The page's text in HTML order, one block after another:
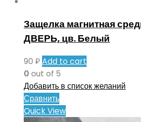
Защелка магнитная
ДВЕРЬ, цв. Белый
90 ₽Add to cart
0 out of 5
Добавить в список желаний
Сравнить
Quick View